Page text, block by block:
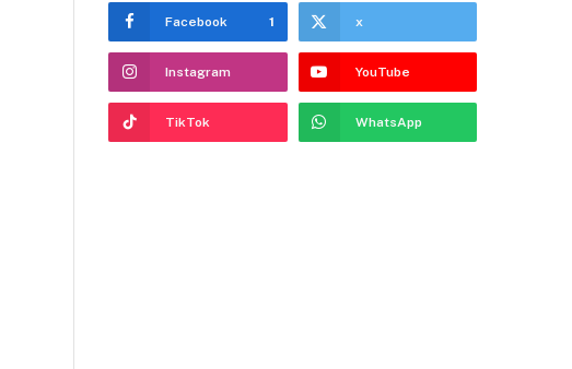
Facebook 1 x
Instagram YouTube
TikTok WhatsApp